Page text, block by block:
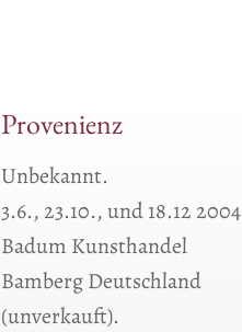
Provenienz
Unbekannt.
3.6., 23.10., und 18.12 2004
Badum Kunsthandel
Bamberg Deutschland
(unverkauft).